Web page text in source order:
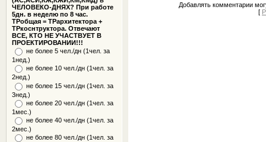
ЧЕЛОВЕКО-ДНЯХ? При работе
5дн. в неделю по 8 час.
ТРобщая = ТРархитектора +
ТРкоснтруктора. Отвечают
ВСЕ, КТО НЕ УЧАСТВУЕТ В
ПРОЕКТИРОВАНИИ!!!
не более 5 чел./дн (1чел. за
1нед.)
не более 10 чел./дн (1чел. за
2нед.)
не более 15 чел./дн (1чел. за
3нед.)
не более 20 чел./дн (1чел. за
1мес.)
не более 40 чел./дн (1чел. за
2мес.)
не более 80 чел./дн (1чел. за
Добавлять комментарии
[